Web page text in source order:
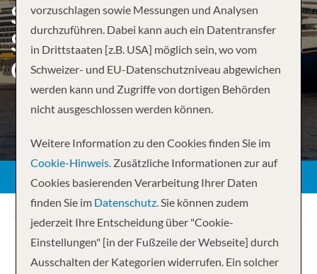
SOUTH AMERICA FROM
SAN ANTONIO (SANTIAGO),
CHILE
vorzuschlagen sowie Messungen und Analysen
durchzuführen. Dabei kann auch ein Datentransfer
in Drittstaaten [z.B. USA] möglich sein, wo vom
Schweizer- und EU-Datenschutzniveau abgewichen
werden kann und Zugriffe von dortigen Behörden
nicht ausgeschlossen werden können.
Weitere Information zu den Cookies finden Sie im
Cookie-Hinweis. Zusätzliche Informationen zur auf
Cookies basierenden Verarbeitung Ihrer Daten
finden Sie im Datenschutz.Sie können zudem
jederzeit Ihre Entscheidung über "Cookie-
Einstellungen" [in der Fußzeile der Webseite] durch
Ausschalten der Kategorien widerrufen. Ein solcher